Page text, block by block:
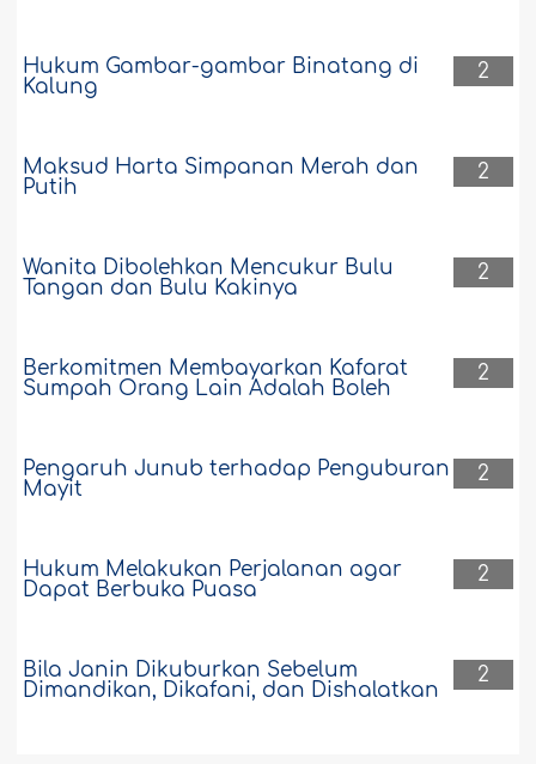
2
Hukum Gambar-gambar Binatang di
Kalung
2
Maksud Harta Simpanan Merah dan
Putih
2
Wanita Dibolehkan Mencukur Bulu
Tangan dan Bulu Kakinya
2
Berkomitmen Membayarkan Kafarat
Sumpah Orang Lain Adalah Boleh
2
Pengaruh Junub terhadap Penguburan
Mayit
2
Hukum Melakukan Perjalanan agar
Dapat Berbuka Puasa
2
Bila Janin Dikuburkan Sebelum
Dimandikan, Dikafani, dan Dishalatkan